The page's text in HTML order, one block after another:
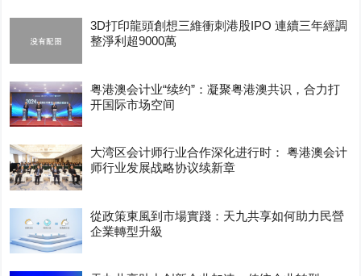
3D打印龍頭創想三維衝刺港股IPO 連續三年經調
整淨利超9000萬
粤港澳会计业“续约”：凝聚粤港澳共识，合力打
开国际市场空间
大湾区会计师行业合作深化进行时： 粤港澳会计
师行业发展战略协议续新章
從政策東風到市場實踐：天九共享如何助力民營
企業轉型升級